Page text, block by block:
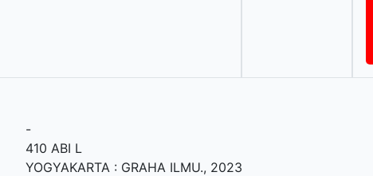
-
410 ABI L
YOGYAKARTA: GRAHA ILMU., 2023